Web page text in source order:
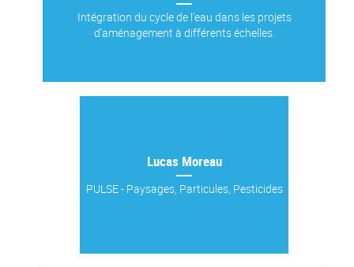
Intégration du cycle de l’eau dans les projets
d’aménagement à différents échelles.
Lucas Moreau
PULSE - Paysages, Particules, Pesticides